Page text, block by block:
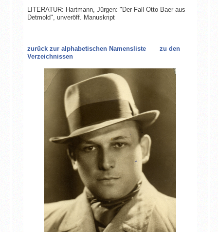
LITERATUR: Hartmann, Jürgen: "Der Fall Otto Baer aus
Detmold", unveröff. Manuskript
zurück zur alphabetischen Namensliste
zu den
Verzeichnissen